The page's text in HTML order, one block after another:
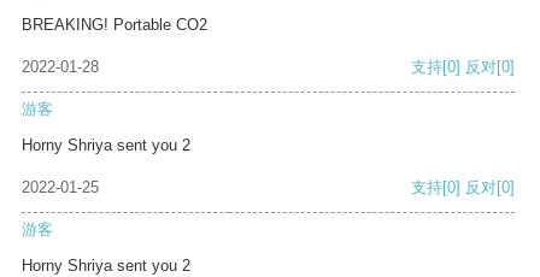
BREAKING! Portable CO2
2022-01-28 支持[0] 反对[0]
游客
Horny Shriya sent you 2
2022-01-25 支持[0] 反对[0]
游客
Horny Shriya sent you 2